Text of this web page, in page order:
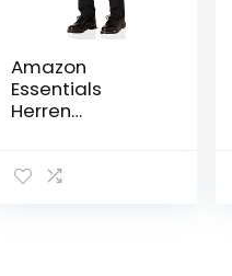
Amazon
Essentials
Herren
Schmale